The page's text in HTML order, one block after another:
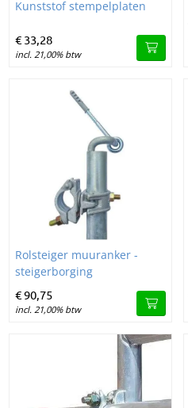
Kunststof stempelplaten
€ 33, 28
incl. 21,00% btw
Image Rolsteiger muuranker -
Rolsteiger muuranker -
steigerborging
€90,75
incl. 21,00% btw